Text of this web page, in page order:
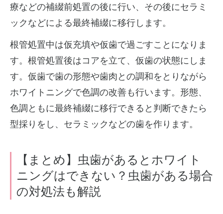
療などの補綴前処置の後に行い、その後にセラミ
ックなどによる最終補綴に移行します。
根管処置中は仮充填や仮歯で過ごすことになりま
す。根管処置後はコアを立て、仮歯の状態にしま
す。仮歯で歯の形態や歯肉との調和をとりながら
ホワイトニングで色調の改善も行います。形態、
色調ともに最終補綴に移行できると判断できたら
型採りをし、セラミックなどの歯を作ります。
【まとめ】虫歯があるとホワイト
ニングはできない？虫歯がある場合
の対処法も解説